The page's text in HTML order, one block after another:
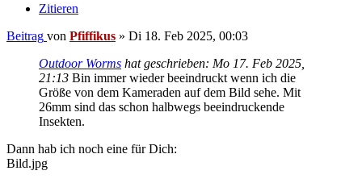
Zitieren
Beitrag von Pfiffikus » Di 18. Feb 2025, 00:03
Outdoor Worms hat geschrieben: Mo 17. Feb 2025,
21:13 Bin immer wieder beeindruckt wenn ich die
Größe von dem Kameraden auf dem Bild sehe. Mit
26mm sind das schon halbwegs beeindruckende
Insekten.
Dann hab ich noch eine für Dich:
Bild.jpg